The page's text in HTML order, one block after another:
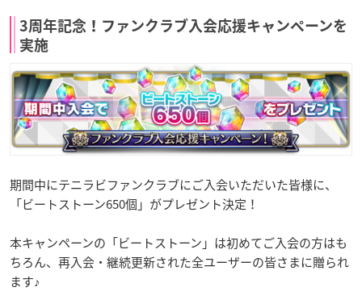
3周年記念！ファンクラブ入会応援キャンペーンを
実施
期間中にテニラビファンクラブにご入会いただいた皆様に、
「ビートストーン650個」がプレゼント決定！
本キャンペーンの「ビートストーン」は初めてご入会の方はも
ちろん、再入会・継続更新された全ユーザーの皆さまに贈られ
ます♪